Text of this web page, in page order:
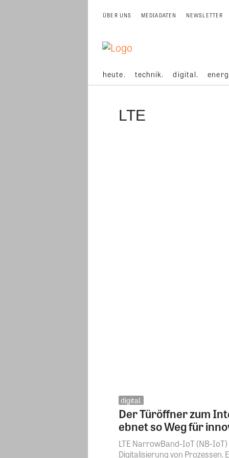
ÜBER UNS MEDIADATEN NEWSLETTER
heute. technik. digital.
LTE
digital.
Der Türöffner zum
ebnet so Weg für
LTE NarrowBand-IoT (NB-
Digitalisierung von Prozessen.